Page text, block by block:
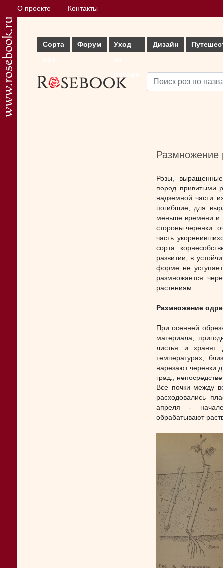
О проекте Контакты
Сорта
Форум
Уход
Дизайн
Размножение
Розы,
перед привитыми
надземной части
погибшие; для
меньше времени и
стороны:черенки
часть
сорта
развитии, в
форме не
размножается
растениям.
Размножение
При осенней
материала,
листья и хранят
температурах,
нарезают черенки
град.,
Все почки между
расходовались
апреля -
обрабатывают